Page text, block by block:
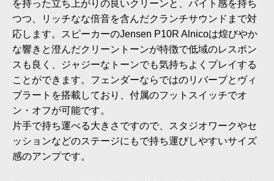
を持った立ち上がりの良いクリーンと、バイト感を持ち
つつ、リッチなな倍音を含んだクランチサウンドまで対
応します。スピーカーのJensen P10R Alnicoは煌びやか
な響きと澄んだクリーントーンが特徴で低域のレスポン
スも良く、ジャジーなトーンでも気持ちよくプレイする
ことができます。フェンダーならではのリバーブとヴィ
ブラートを搭載しており、付属のフットスイッチでオ
ン・オフが可能です。
片手で持ち運べる大きさですので、スタジオワークやセ
ッションなどのステージにもで持ち運びしやすいサイズ
感のアンプです。